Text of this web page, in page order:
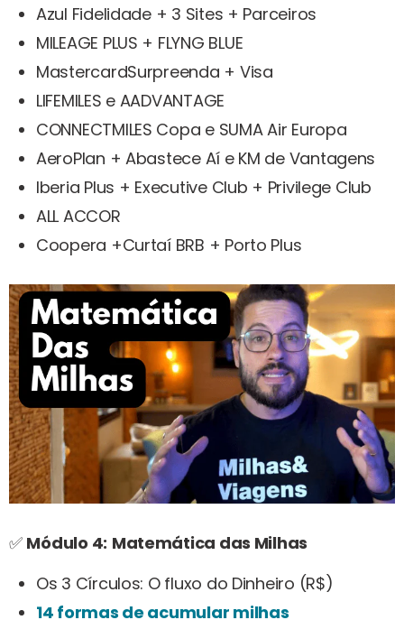
Azul Fidelidade + 3 Sites + Parceiros
MILEAGE PLUS + FLYNG BLUE
MastercardSurpreenda + Visa
LIFEMILES e AADVANTAGE
CONNECTMILES Copa e SUMA Air Europa
AeroPlan + Abastece Aí e KM de Vantagens
Iberia Plus + Executive Club + Privilege Club
ALL ACCOR
Coopera +Curtaí BRB + Porto Plus
✅ Módulo 4: Matemática das Milhas
Os 3 Círculos: O fluxo do Dinheiro (R$)
14 formas de acumular milhas